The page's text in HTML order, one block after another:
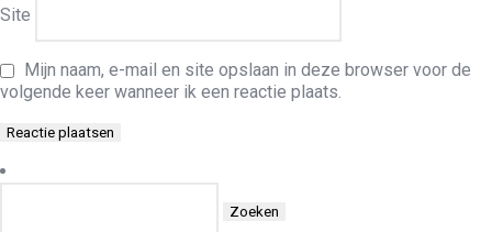
Site
Mijn naam, e-mail en site opslaan in deze browser voor de
volgende keer wanneer ik een reactie plaats.